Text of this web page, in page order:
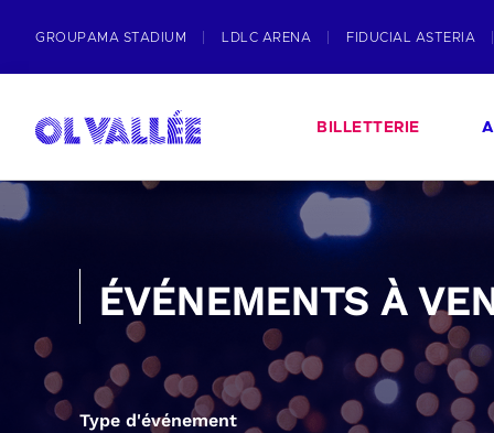
GROUPAMA STADIUM LDLC ARENA FIDUCIAL ASTERIA
BILLETTERIE
ÉVÉNEMENTS À
Type d'événement